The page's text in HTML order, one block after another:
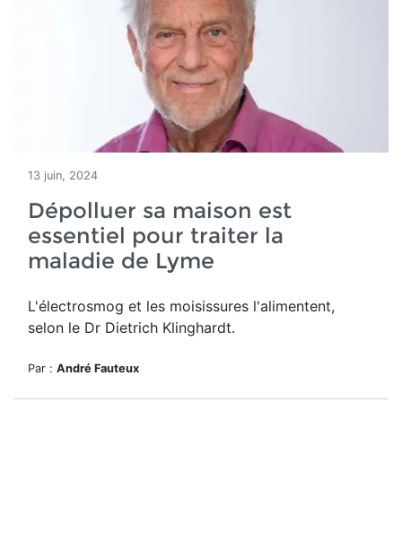
13 juin, 2024
Dépolluer sa maison est
essentiel pour traiter la
maladie de Lyme
L'électrosmog et les moisissures l'alimentent,
selon le Dr Dietrich Klinghardt.
Par : André Fauteux